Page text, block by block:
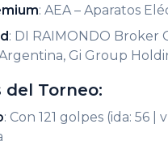
: AEA – Aparatos
: DI RAIMONDO Broker
Gi Group
del Torneo:
: Con 121 golpes (ida: 56 |